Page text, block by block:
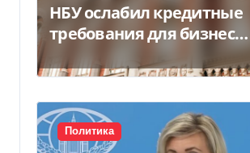
НБУ ослабил кредитные
требования для бизнеса
и аграриев из-за атак РФ
Политика